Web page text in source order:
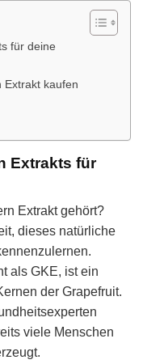
für deine
Extrakt kaufen
Extrakts für
Extrakt gehört?
dieses natürliche
als GKE, ist ein
der Grapefruit.
viele Menschen